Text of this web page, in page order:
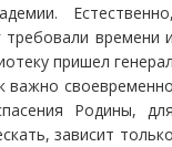
времени
пришел
важно
Родины,
зависит